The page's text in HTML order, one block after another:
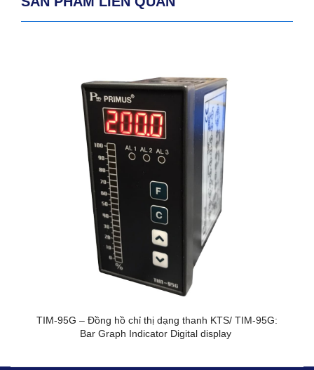
TIM-95G – Đồng hồ chỉ thị dạng thanh KTS/ TIM-95G:
Bar Graph Indicator Digital display